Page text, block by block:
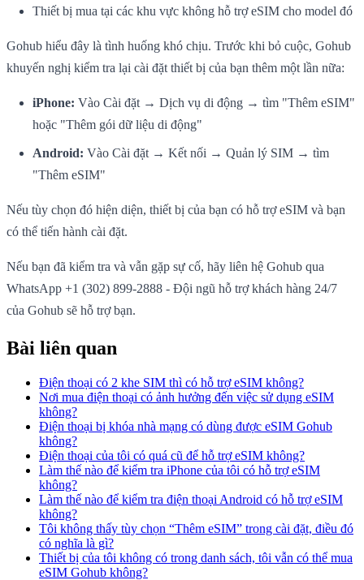
Thiết bị mua tại các khu vực không hỗ trợ eSIM cho model đó
Gohub hiểu đây là tình huống khó chịu. Trước khi bỏ cuộc, Gohub
khuyến nghị kiểm tra lại cài đặt thiết bị của bạn thêm một lần nữa:
iPhone: Vào Cài đặt → Dịch vụ di động → tìm "Thêm eSIM"
hoặc "Thêm gói dữ liệu di động"
Android: Vào Cài đặt → Kết nối → Quản lý SIM → tìm
"Thêm eSIM"
Nếu tùy chọn đó hiện diện, thiết bị của bạn có hỗ trợ eSIM và bạn
có thể tiến hành cài đặt.
Nếu bạn đã kiểm tra và vẫn gặp sự cố, hãy liên hệ Gohub qua
WhatsApp +1 (302) 899-2888 - Đội ngũ hỗ trợ khách hàng 24/7
của Gohub sẽ hỗ trợ bạn.
Bài liên quan
Điện thoại có 2 khe SIM thì có hỗ trợ eSIM không?
Nơi mua điện thoại có ảnh hưởng đến việc sử dụng eSIM
không?
Điện thoại bị khóa nhà mạng có dùng được eSIM Gohub
không?
Điện thoại của tôi có quá cũ để hỗ trợ eSIM không?
Làm thế nào để kiểm tra iPhone của tôi có hỗ trợ eSIM
không?
Làm thế nào để kiểm tra điện thoại Android có hỗ trợ eSIM
không?
Tôi không thấy tùy chọn “Thêm eSIM” trong cài đặt, điều đó
có nghĩa là gì?
Thiết bị của tôi không có trong danh sách, tôi vẫn có thể mua
eSIM Gohub không?